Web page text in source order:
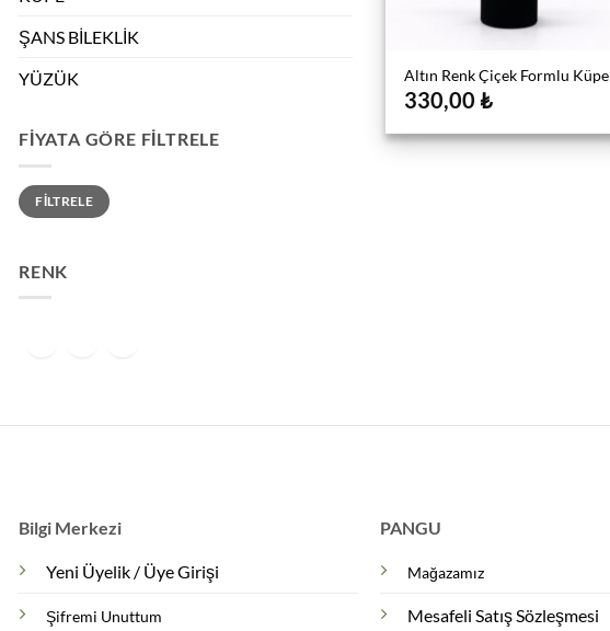
ŞANS BİLEKLİK
YÜZÜK
FIYATA GÖRE FILTRELE
En
düşük
fiyat
En
yüksek
fiyat
FILTRELE
RENK
Altın Renk Çiçek Formlu Küpe
330,00 ₺
Bilgi Merkezi
Yeni Üyelik / Üye Girişi
Şifremi Unuttum
PANGU
Mağazamız
Mesafeli Satış Sözleşmesi